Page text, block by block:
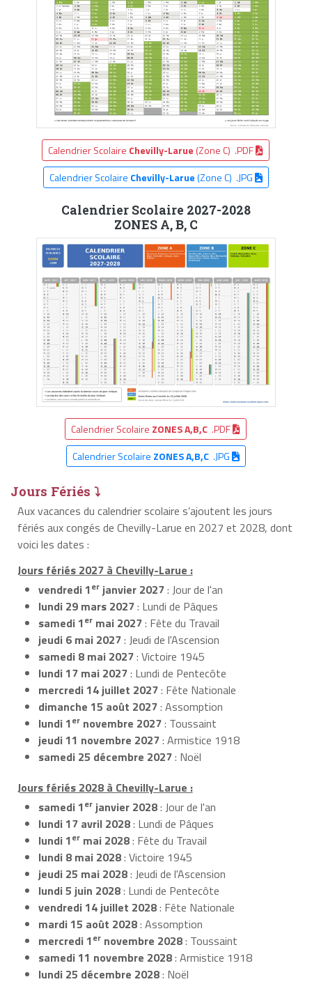
Calendrier Scolaire Chevilly-Larue (Zone C) .PDF
Calendrier Scolaire Chevilly-Larue(Zone C) .JPG
Calendrier Scolaire 2027-2028
ZONES A, B, C
Calendrier Scolaire ZONES A,B,C .PDF
Calendrier Scolaire ZONES A,B,C.JPG
Jours Fériés ⤵
Aux vacances du calendrier scolaire s’ajoutent les jours
fériés aux congés de Chevilly-Larue en 2027 et 2028, dont
voici les dates :
Jours fériés 2027 à Chevilly-Larue :
vendredi 1er janvier 2027: Jour de l'an
lundi 29 mars 2027: Lundi de Pâques
samedi 1er mai 2027: Fête du Travail
jeudi 6 mai 2027: Jeudi de l'Ascension
samedi 8 mai 2027: Victoire 1945
lundi 17 mai 2027: Lundi de Pentecôte
mercredi 14 juillet 2027: Fête Nationale
dimanche 15 août 2027: Assomption
lundi 1er novembre 2027: Toussaint
jeudi 11 novembre 2027: Armistice 1918
samedi 25 décembre 2027: Noël
Jours fériés 2028 à Chevilly-Larue :
samedi 1er janvier 2028: Jour de l'an
lundi 17 avril 2028: Lundi de Pâques
lundi 1er mai 2028: Fête du Travail
lundi 8 mai 2028: Victoire 1945
jeudi 25 mai 2028: Jeudi de l'Ascension
lundi 5 juin 2028: Lundi de Pentecôte
vendredi 14 juillet 2028: Fête Nationale
mardi 15 août 2028: Assomption
mercredi 1er novembre 2028: Toussaint
samedi 11 novembre 2028: Armistice 1918
lundi 25 décembre 2028: Noël